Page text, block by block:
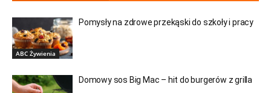
ABC Żywienia
Pomysły na zdrowe przekąski do szkoły i pracy
Domowy sos Big Mac – hit do burgerów z grilla